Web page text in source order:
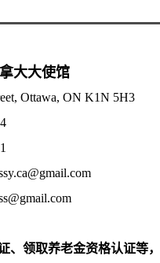
大大使馆
Ottawa, ON K1N 5H3
、领取养老金资格认证等